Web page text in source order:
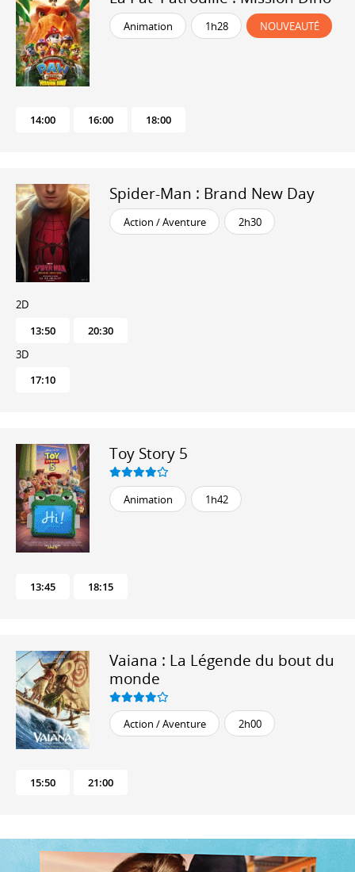
Animation 1h28 NOUVEAUTÉ
14:00 16:00 18:00
Spider-Man : Brand New Day
Action / Aventure 2h30
2D
13:50
20:30
3D
17:10
Toy Story 5
Animation 1h42
13:45 18:15
Vaiana : La Légende du bout du
monde
Action / Aventure 2h00
15:50 21:00